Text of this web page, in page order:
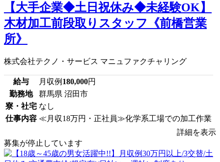
【大手企業◆土日祝休み◆未経験OK】
木材加工前段取りスタッフ《前橋営業
所》
株式会社テクノ・サービス マニュファクチャリング
給与 月収例 180,000円
勤務地
群馬県 沼田市
寮・社宅 なし
仕事内容 ≪月収18万円・正社員≫化学系工場での加工作業
詳細を表示
募集が停止しています